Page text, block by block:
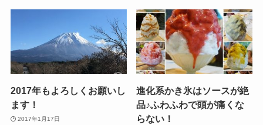
2017年もよろしくお願いし
ます！
2017年1月17日
進化系かき氷はソースが絶
品♪ふわふわで頭が痛くな
らない！